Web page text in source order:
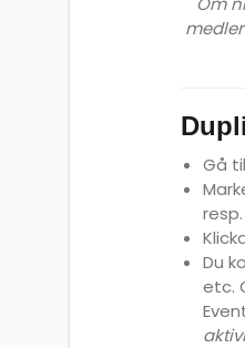
Gå
Du
etc.